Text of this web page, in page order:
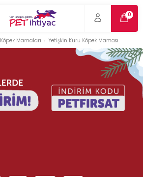
0
Köpek Mamaları Yetişkin Kuru Köpek Maması